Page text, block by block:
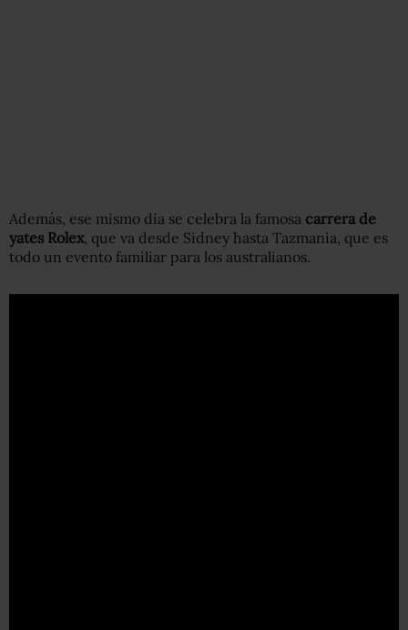
Además, ese mismo día se celebra la famosa carrera de
yates Rolex , que va desde Sidney hasta Tazmania, que es
todo un evento familiar para los australianos.